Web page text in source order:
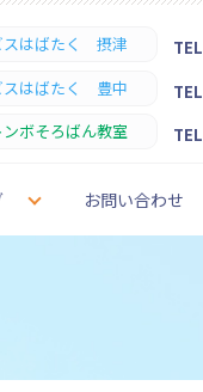
スはばたく 摂津 TEL
スはばたく 豊中 TEL
ンボそろばん教室 TEL
お問い合わせ